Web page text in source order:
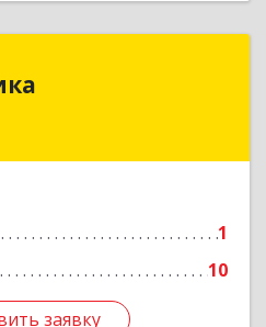
1
10
заявку
вн.тер.г. муниципальный
Подробнее
заявку